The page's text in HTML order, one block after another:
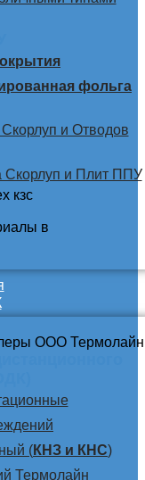
фольга
и Отводов
Скорлуп и Плит ППУ
(КНЗ и КНС)
Термолайн